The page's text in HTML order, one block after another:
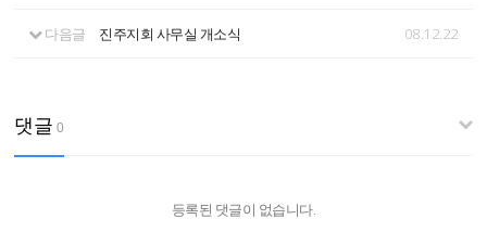
다음글 진주지회 사무실 개소식 08.12.22
댓글 0
등록된 댓글이 없습니다.